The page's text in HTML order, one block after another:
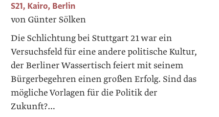
S21, Kairo, Berlin
von Günter Sölken
Die Schlichtung bei Stuttgart 21 war ein
Versuchsfeld für eine andere politische Kultur,
der Berliner Wassertisch feiert mit seinem
Bürgerbegehren einen großen Erfolg. Sind das
mögliche Vorlagen für die Politik der
Zukunft?...